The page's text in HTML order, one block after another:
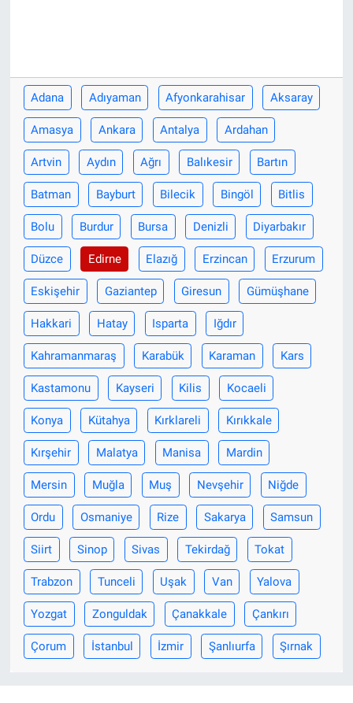
Adana Adıyaman Afyonkarahisar Aksaray
Amasya Ankara Antalya Ardahan
Artvin Aydın Ağrı Balıkesir Bartın
Batman Bayburt Bilecik Bingöl Bitlis
Bolu Burdur Bursa Denizli Diyarbakır
Düzce Edirne Elazığ Erzincan Erzurum
Eskişehir Gaziantep Giresun Gümüşhane
Hakkari Hatay Isparta Iğdır
Kahramanmaraş Karabük Karaman Kars
Kastamonu Kayseri Kilis Kocaeli
Konya Kütahya Kırklareli Kırıkkale
Kırşehir Malatya Manisa Mardin
Mersin Muğla Muş Nevşehir Niğde
Ordu Osmaniye Rize Sakarya Samsun
Siirt Sinop Sivas Tekirdağ Tokat
Trabzon Tunceli Uşak Van Yalova
Yozgat Zonguldak Çanakkale Çankırı
Çorum İstanbul İzmir Şanlıurfa Şırnak